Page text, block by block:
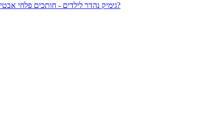
גימיק נהדר לילדים - חותכים פלחי אבטיח ותוקעים בהם מקל של ארטיק! עדיף ארטיק אבטיח טבעי מאשר ארטיקים אחרים בטעם אבטיח שמכילים כמויות אדירות של סוכר וצבעי מאכל, לא?